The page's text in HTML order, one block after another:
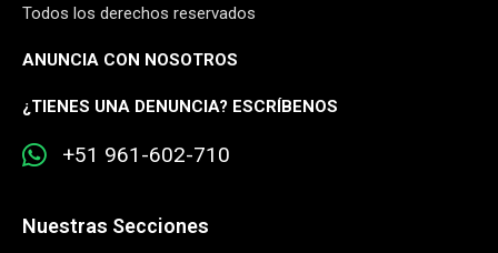
Todos los derechos reservados
ANUNCIA CON NOSOTROS
¿TIENES UNA DENUNCIA? ESCRÍBENOS
+51 961-602-710
Nuestras Secciones